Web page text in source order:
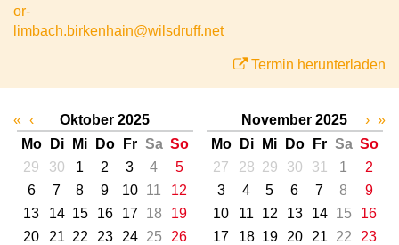
or-
limbach.birkenhain@wilsdruff.net
Termin herunterladen
« ‹
Oktober 2025
Mo
Di Mi Do Fr Sa So
29
30 1 2 3 4
5
6
7 8 9 10 11
12
13
14 15 16 17 18
19
20
21 22 23 24 25
26
November 2025
Mo
Di Mi Do Fr Sa So
27
28 29 30 31 1
2
3
4 5 6 7 8
9
10
11 12 13 14 15
16
17
18 19 20 21 22
23
› »